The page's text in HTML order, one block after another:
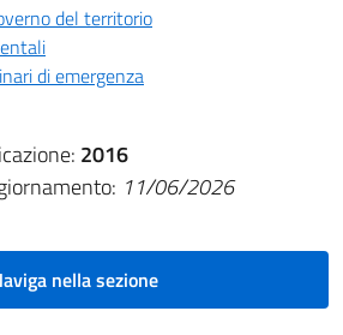
del territorio
di emergenza
2016
11/06/2026
nella sezione